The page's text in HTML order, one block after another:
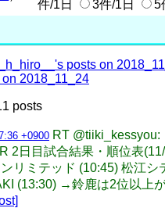
件/1日
3件/1日 5
posts on
2018_11_24
posts
+0900 RT @tiiki_kessyou:
2日目試合結果・順位表
リミテッド (10:45) 松江シ
(13:30) →鈴鹿は2位以上